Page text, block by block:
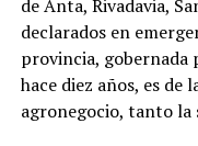
de Anta, Rivadavia,
declarados en
provincia, gobernada
hace diez años, es de
agronegocio, tanto la